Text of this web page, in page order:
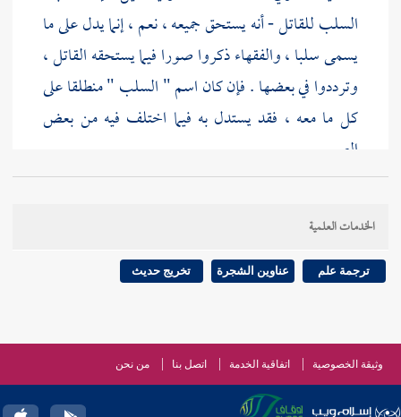
السلب للقاتل - أنه يستحق جميعه ، نعم ، إنما يدل على ما
يسمى سلبا ، والفقهاء ذكروا صورا فيما يستحقه القاتل ،
وترددوا في بعضها . فإن كان اسم " السلب " منطلقا على
كل ما معه ، فقد يستدل به فيما اختلف فيه من بعض
الصور .
الخدمات العلمية
ترجمة علم عناوين الشجرة تخريج حديث
وثيقة الخصوصية اتفاقية الخدمة اتصل بنا من نحن